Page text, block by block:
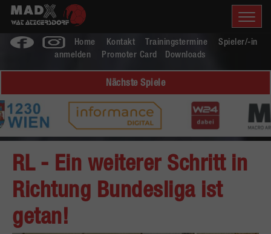
Home Kontakt Trainingstermine
Spieler/-in
anmelden
Promoter Card Downloads
Nächste Spiele
RL - Ein weiterer Schritt in
Richtung Bundesliga ist
getan!